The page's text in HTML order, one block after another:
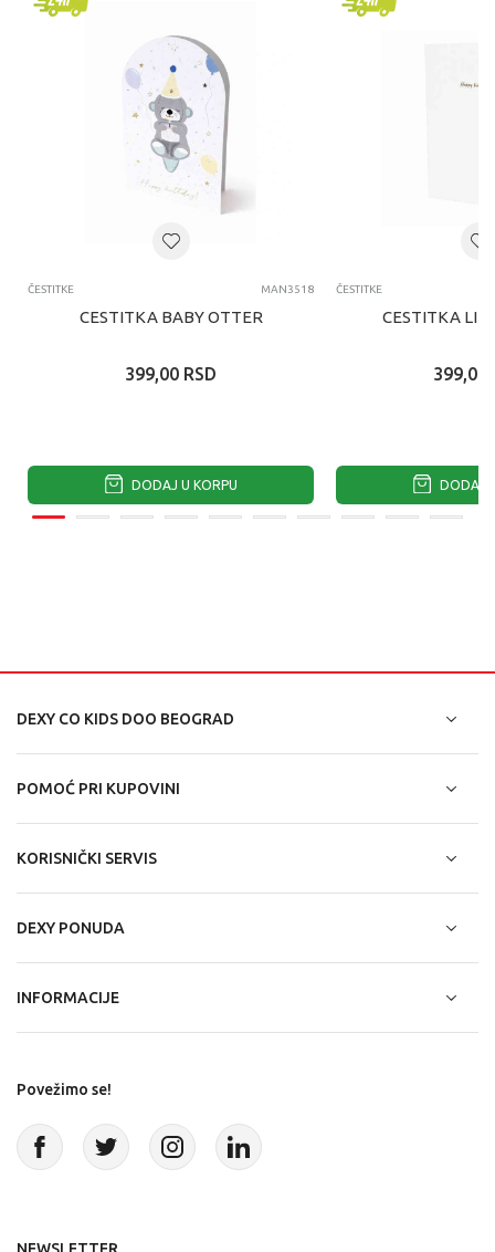
ČESTITKE MAN3518
CESTITKA BABY OTTER
399,00 RSD
DODAJ U KORPU
ČESTITKE
CESTITKA
399,00
DODAJ
DEXY CO KIDS DOO BEOGRAD
POMOĆ PRI KUPOVINI
KORISNIČKI SERVIS
DEXY PONUDA
INFORMACIJE
Povežimo se!